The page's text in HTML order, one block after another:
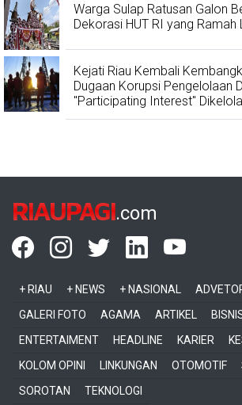
Warga Sulap Ratusan Galon
Dekorasi HUT RI yang Ramah
Kejati Riau Kembali
Dugaan Korupsi Pengelolaan
"Participating Interest"
RIAUPAGI.com
+ RIAU + NEWS + NASIONAL
GALERI FOTO
AGAMA ARTIKEL
ENTERTAIMENT
HEADLINE KARIER
KOLOM OPINI
LINKUNGAN OTOMOTIF
SOROTAN
TEKNOLOGI